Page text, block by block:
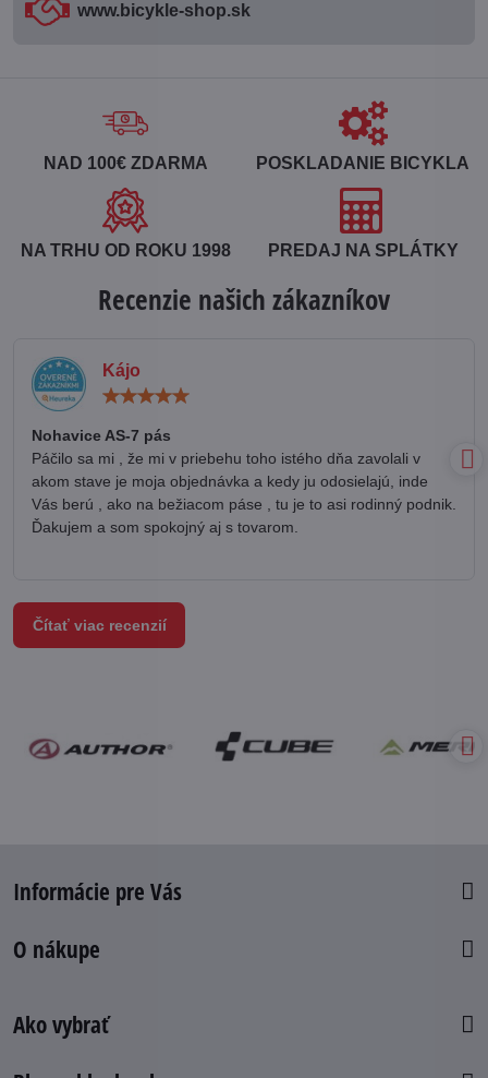
www​.bicykle-shop​.sk
NAD 100€ ZDARMA POSKLADANIE BICYKLA
NA TRHU OD ROKU 1998 PREDAJ NA SPLÁTKY
Recenzie našich zákazníkov
Kájo
Nohavice AS-7 pás
Páčilo sa mi , že mi v priebehu toho istého dňa zavolali v
akom stave je moja objednávka a kedy ju odosielajú, inde
Vás berú , ako na bežiacom páse , tu je to asi rodinný podnik.
Ďakujem a som spokojný aj s tovarom.
Čítať viac recenzií
Informácie pre Vás
O nákupe
Ako vybrať